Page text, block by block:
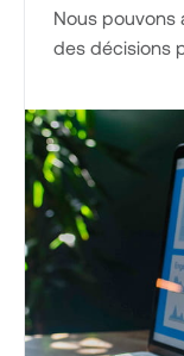
Nous
des décisions